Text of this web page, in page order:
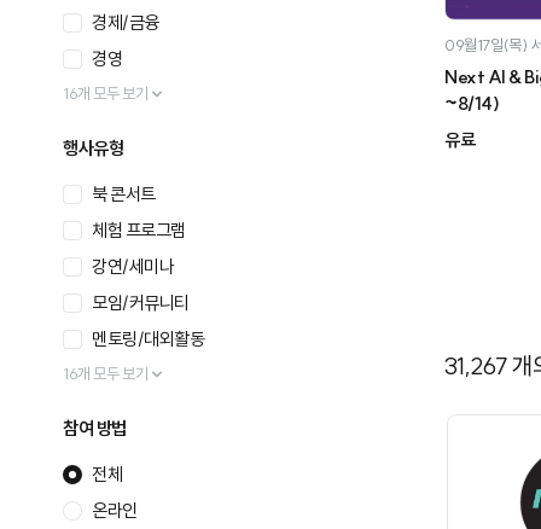
경제/금융
경영
16개 모두 보기
행사유형
북 콘서트
체험 프로그램
강연/세미나
모임/커뮤니티
멘토링/대외활동
16개 모두 보기
참여 방법
전체
온라인
09월17일(목)
Next AI &
~8/14)
유료
31,267개